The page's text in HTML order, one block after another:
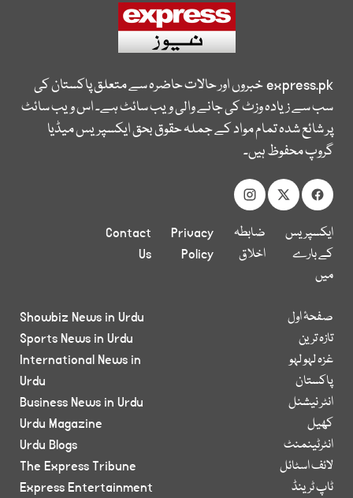
express.pkخبروں اور حالات حاضرہ سے متعلق پاکستان کی
سب سے زیادہ وزٹ کی جانے والی ویب سائٹ ہے۔ اس ویب سائٹ
پر شائع شدہ تمام مواد کے جملہ حقوق بحق ایکسپریس میڈیا
گروپ محفوظ ہیں۔
ایکسپریس
کے بارے
میں
ضابطہ
اخلاق
Privacy
Policy
Contact
Us
صفحۂ اول
تازہ ترین
غزہ لہو لہو
پاکستان
انٹر نیشنل
کھیل
انٹرٹینمنٹ
لائف اسٹائل
ٹاپ ٹرینڈ
Showbiz News in Urdu
Sports News in Urdu
International News in
Urdu
Business News in Urdu
Urdu Magazine
Urdu Blogs
The Express Tribune
Express Entertainment